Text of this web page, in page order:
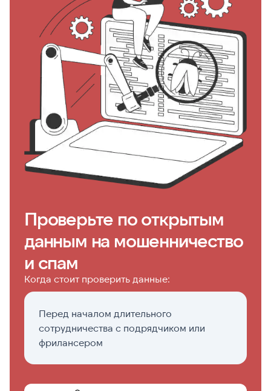
Проверьте по открытым
данным на мошенничество
и спам
Когда стоит проверить данные:
Перед началом длительного
сотрудничества с подрядчиком или
фрилансером